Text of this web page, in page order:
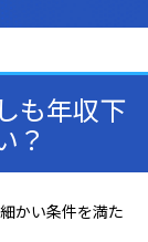
も年収下
？
かい条件を満た